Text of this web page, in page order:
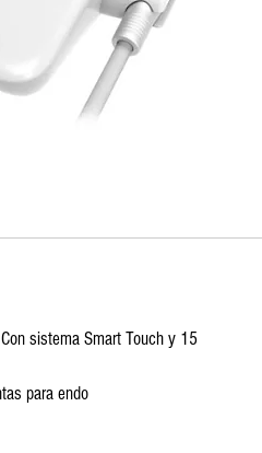
sistema Smart Touch y 15
para endo